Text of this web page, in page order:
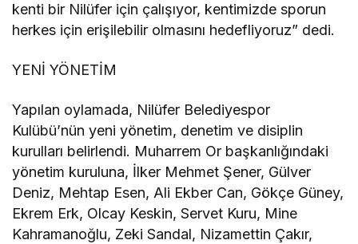
kenti bir Nilüfer için çalışıyor, kentimizde sporun
herkes için erişilebilir olmasını hedefliyoruz” dedi.
YENİ YÖNETİM
Yapılan oylamada, Nilüfer Belediyespor
Kulübü’nün yeni yönetim, denetim ve disiplin
kurulları belirlendi. Muharrem Or başkanlığındaki
yönetim kuruluna, İlker Mehmet Şener, Gülver
Deniz, Mehtap Esen, Ali Ekber Can, Gökçe Güney,
Ekrem Erk, Olcay Keskin, Servet Kuru, Mine
Kahramanoğlu, Zeki Sandal, Nizamettin Çakır,